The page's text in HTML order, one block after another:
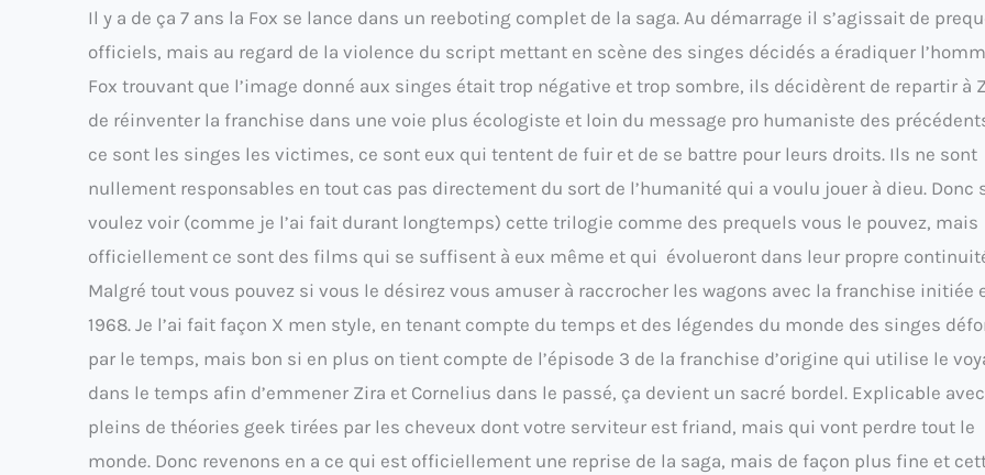
Il y a de ça 7 ans la Fox se lance dans un reeboting complet de la saga. Au démarrage il s’agissait de
officiels, mais au regard de la violence du script mettant en scène des singes décidés a éradiquer
Fox trouvant que l’image donné aux singes était trop négative et trop sombre, ils décidèrent de repartir à
de réinventer la franchise dans une voie plus écologiste et loin du message pro humaniste des
ce sont les singes les victimes, ce sont eux qui tentent de fuir et de se battre pour leurs droits. Ils ne sont
nullement responsables en tout cas pas directement du sort de l’humanité qui a voulu jouer à dieu. Donc
voulez voir (comme je l’ai fait durant longtemps) cette trilogie comme des prequels vous le pouvez, mais
officiellement ce sont des films qui se suffisent à eux même et qui évolueront dans leur propre
Malgré tout vous pouvez si vous le désirez vous amuser à raccrocher les wagons avec la franchise initiée
1968. Je l’ai fait façon X men style, en tenant compte du temps et des légendes du monde des singes
par le temps, mais bon si en plus on tient compte de l’épisode 3 de la franchise d’origine qui utilise le
dans le temps afin d’emmener Zira et Cornelius dans le passé, ça devient un sacré bordel. Explicable avec
pleins de théories geek tirées par les cheveux dont votre serviteur est friand, mais qui vont perdre tout le
monde. Donc revenons en a ce qui est officiellement une reprise de la saga, mais de façon plus fine et